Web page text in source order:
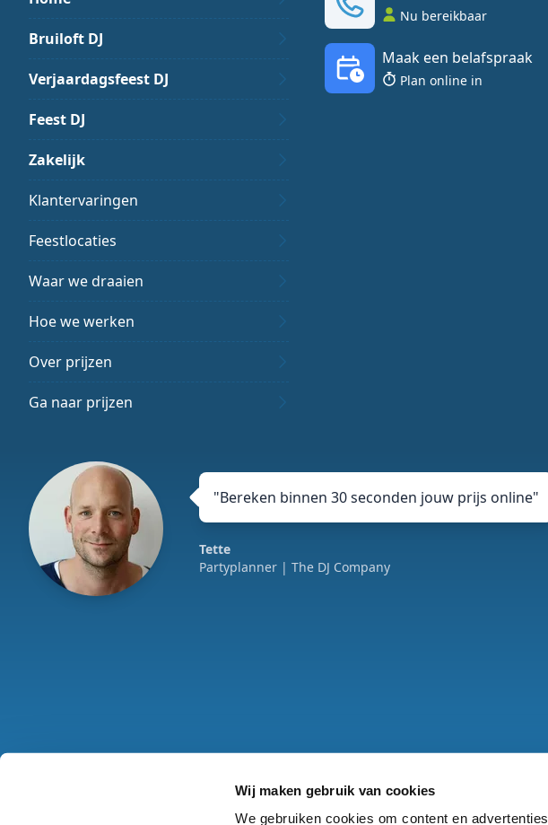
Wij maken gebruik van cookies
We gebruiken cookies om content en
Bruiloft DJ
Verjaardagsfeest DJ
Feest DJ
Zakelijk
Klantervaringen
Feestlocaties
Waar we draaien
Hoe we werken
Over prijzen
Ga naar prijzen
Nu bereikbaar
Maak een belafspraak
Plan online in
"Bereken binnen 30 seconden jouw prijs online"
Tette
Partyplanner | The DJ Company
Algemene voorwaarden